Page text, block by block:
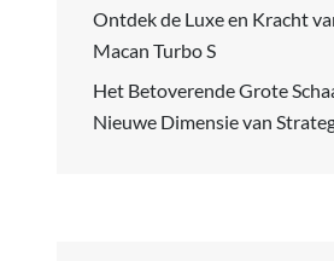
Ontdek de Luxe en Kracht
Macan Turbo S
Het Betoverende Grote
Nieuwe Dimensie van